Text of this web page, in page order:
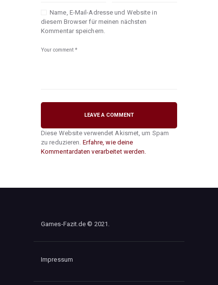
Name, E-Mail-Adresse und Website in
diesem Browser für meinen nächsten
Kommentar speichern.
Diese Website verwendet Akismet, um Spam
zu reduzieren. Erfahre, wie deine
Kommentardaten verarbeitet werden.
Games-Fazit.de © 2021.
Impressum